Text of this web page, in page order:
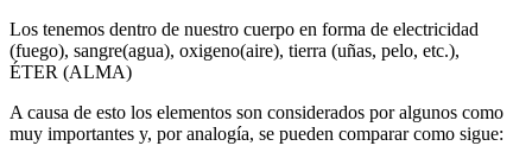
Los tenemos dentro de nuestro cuerpo en forma de electricidad
(fuego), sangre(agua), oxigeno(aire), tierra (uñas, pelo, etc.),
ÉTER (ALMA)
A causa de esto los elementos son considerados por algunos como
muy importantes y, por analogía, se pueden comparar como sigue: